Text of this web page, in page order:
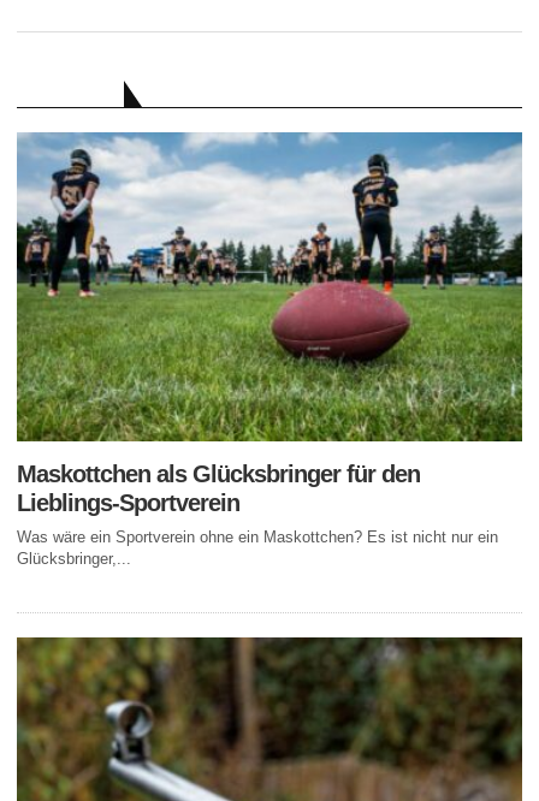
Maskottchen als Glücksbringer für den
Lieblings-Sportverein
Was wäre ein Sportverein ohne ein Maskottchen? Es ist nicht nur ein
Glücksbringer,...